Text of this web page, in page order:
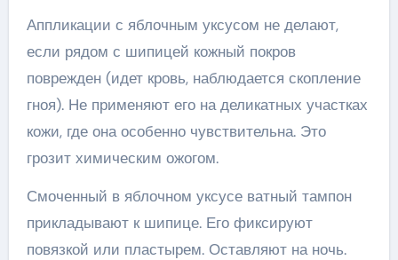
Аппликации с яблочным уксусом не делают,
если рядом с шипицей кожный покров
поврежден (идет кровь, наблюдается скопление
гноя). Не применяют его на деликатных участках
кожи, где она особенно чувствительна. Это
грозит химическим ожогом.
Смоченный в яблочном уксусе ватный тампон
прикладывают к шипице. Его фиксируют
повязкой или пластырем. Оставляют на ночь.